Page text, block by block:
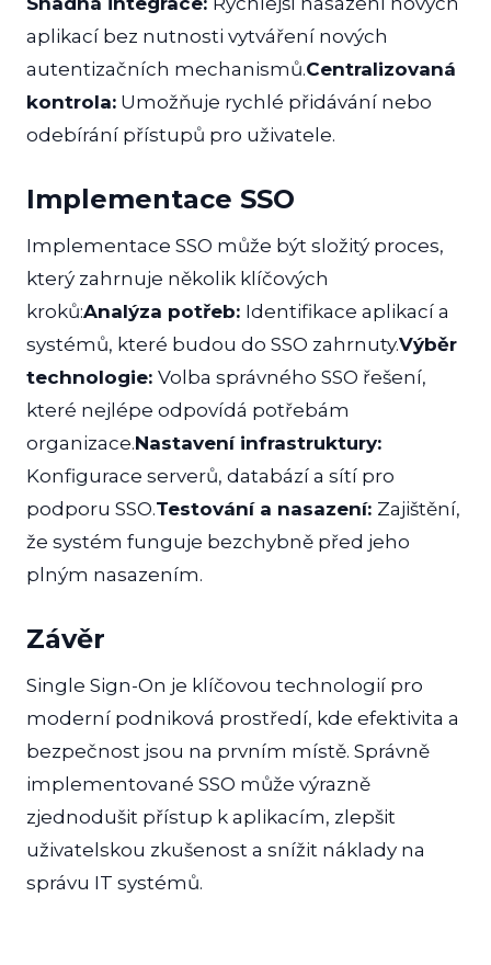
aplikací bez nutnosti vytváření nových
autentizačních mechanismů.Centralizovaná
kontrola: Umožňuje rychlé přidávání nebo
odebírání přístupů pro uživatele.
Implementace SSO
Implementace SSO může být složitý proces,
který zahrnuje několik klíčových
kroků:Analýza potřeb: Identifikace aplikací a
systémů, které budou do SSO zahrnuty.Výběr
technologie: Volba správného SSO řešení,
které nejlépe odpovídá potřebám
organizace.Nastavení infrastruktury:
Konfigurace serverů, databází a sítí pro
podporu SSO.Testování a nasazení: Zajištění,
že systém funguje bezchybně před jeho
plným nasazením.
Závěr
Single Sign-On je klíčovou technologií pro
moderní podniková prostředí, kde efektivita a
bezpečnost jsou na prvním místě. Správně
implementované SSO může výrazně
zjednodušit přístup k aplikacím, zlepšit
uživatelskou zkušenost a snížit náklady na
správu IT systémů.